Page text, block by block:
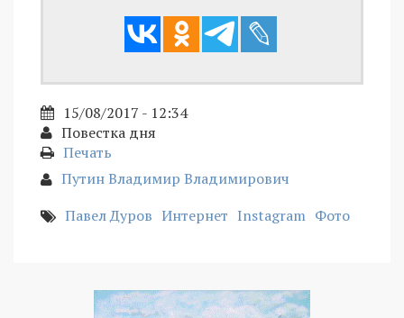
15/08/2017 - 12:34
Повестка дня
Печать
Путин Владимир Владимирович
Павел Дуров Интернет Instagram Фото